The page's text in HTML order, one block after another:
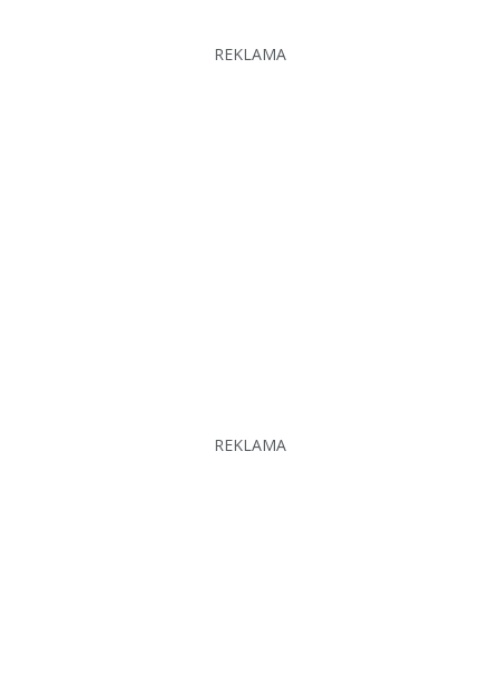
REKLAMA
REKLAMA